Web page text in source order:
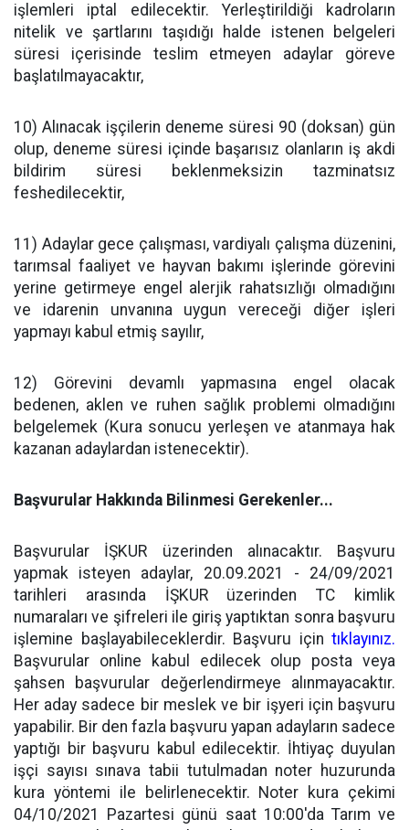
işlemleri iptal edilecektir. Yerleştirildiği kadroların
nitelik ve şartlarını taşıdığı halde istenen belgeleri
süresi içerisinde teslim etmeyen adaylar göreve
başlatılmayacaktır,
10) Alınacak işçilerin deneme süresi 90 (doksan) gün
olup, deneme süresi içinde başarısız olanların iş akdi
bildirim süresi beklenmeksizin tazminatsız
feshedilecektir,
11) Adaylar gece çalışması, vardiyalı çalışma düzenini,
tarımsal faaliyet ve hayvan bakımı işlerinde görevini
yerine getirmeye engel alerjik rahatsızlığı olmadığını
ve idarenin unvanına uygun vereceği diğer işleri
yapmayı kabul etmiş sayılır,
12) Görevini devamlı yapmasına engel olacak
bedenen, aklen ve ruhen sağlık problemi olmadığını
belgelemek (Kura sonucu yerleşen ve atanmaya hak
kazanan adaylardan istenecektir).
Başvurular Hakkında Bilinmesi Gerekenler...
Başvurular İŞKUR üzerinden alınacaktır. Başvuru
yapmak isteyen adaylar, 20.09.2021 - 24/09/2021
tarihleri arasında İŞKUR üzerinden TC kimlik
numaraları ve şifreleri ile giriş yaptıktan sonra başvuru
işlemine başlayabileceklerdir. Başvuru için tıklayınız.
Başvurular online kabul edilecek olup posta veya
şahsen başvurular değerlendirmeye alınmayacaktır.
Her aday sadece bir meslek ve bir işyeri için başvuru
yapabilir. Bir den fazla başvuru yapan adayların sadece
yaptığı bir başvuru kabul edilecektir. İhtiyaç duyulan
işçi sayısı sınava tabii tutulmadan noter huzurunda
kura yöntemi ile belirlenecektir. Noter kura çekimi
04/10/2021 Pazartesi günü saat 10:00'da Tarım ve